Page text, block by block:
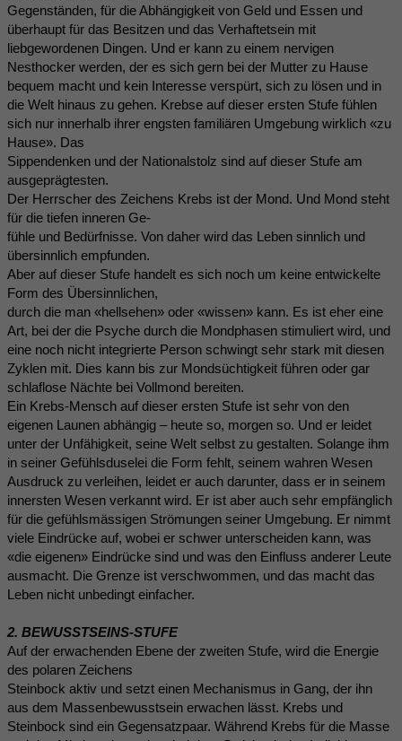
Gegenständen, für die Abhängigkeit von Geld und Essen und
überhaupt für das Besitzen und das Verhaftetsein mit
liebgewordenen Dingen. Und er kann zu einem nervigen
Nesthocker werden, der es sich gern bei der Mutter zu Hause
bequem macht und kein Interesse verspürt, sich zu lösen und in
die Welt hinaus zu gehen. Krebse auf dieser ersten Stufe fühlen
sich nur innerhalb ihrer engsten familiären Umgebung wirklich «zu
Hause». Das
Sippendenken und der Nationalstolz sind auf dieser Stufe am
ausgeprägtesten.
Der Herrscher des Zeichens Krebs ist der Mond. Und Mond steht
für die tiefen inneren Ge-
fühle und Bedürfnisse. Von daher wird das Leben sinnlich und
übersinnlich empfunden.
Aber auf dieser Stufe handelt es sich noch um keine entwickelte
Form des Übersinnlichen,
durch die man «hellsehen» oder «wissen» kann. Es ist eher eine
Art, bei der die Psyche durch die Mondphasen stimuliert wird, und
eine noch nicht integrierte Person schwingt sehr stark mit diesen
Zyklen mit. Dies kann bis zur Mondsüchtigkeit führen oder gar
schlaflose Nächte bei Vollmond bereiten.
Ein Krebs-Mensch auf dieser ersten Stufe ist sehr von den
eigenen Launen abhängig – heute so, morgen so. Und er leidet
unter der Unfähigkeit, seine Welt selbst zu gestalten. Solange ihm
in seiner Gefühlsduselei die Form fehlt, seinem wahren Wesen
Ausdruck zu verleihen, leidet er auch darunter, dass er in seinem
innersten Wesen verkannt wird. Er ist aber auch sehr empfänglich
für die gefühlsmässigen Strömungen seiner Umgebung. Er nimmt
viele Eindrücke auf, wobei er schwer unterscheiden kann, was
«die eigenen» Eindrücke sind und was den Einfluss anderer Leute
ausmacht. Die Grenze ist verschwommen, und das macht das
Leben nicht unbedingt einfacher.
2. BEWUSSTSEINS-STUFE
Auf der erwachenden Ebene der zweiten Stufe, wird die Energie
des polaren Zeichens
Steinbock aktiv und setzt einen Mechanismus in Gang, der ihn
aus dem Massenbewusstsein erwachen lässt. Krebs und
Steinbock sind ein Gegensatzpaar. Während Krebs für die Masse